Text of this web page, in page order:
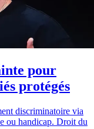
pour
protégés
discriminatoire via
ou handicap. Droit du